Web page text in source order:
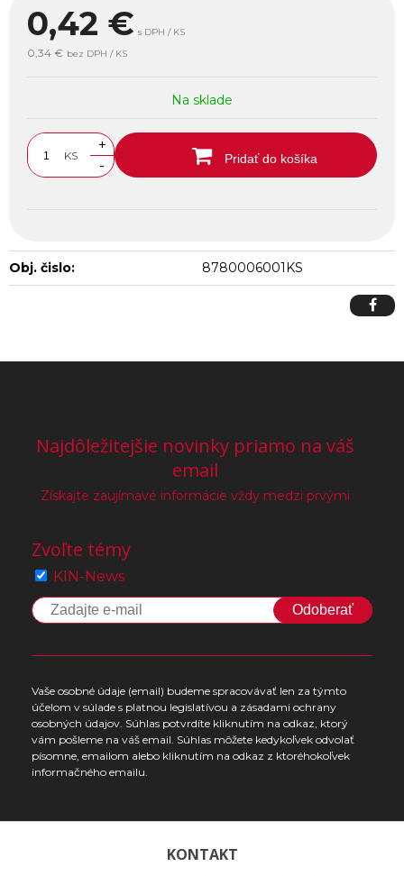
0,42 € s DPH / KS
0,34 € bez DPH / KS
Na sklade
KS
+
-
Pridať do košíka
Obj. čislo: 8780006001KS
Najdôležitejšie novinky priamo na váš
email
Získajte zaujímavé informácie vždy medzi prvými
Zvoľte témy
KIN-News
Odoberať
Vaše osobné údaje (email) budeme spracovávať len za týmto
účelom v súlade s platnou legislatívou a zásadami ochrany
osobných údajov. Súhlas potvrdíte kliknutím na odkaz, ktorý
vám pošleme na váš email. Súhlas môžete kedykoľvek odvolať
písomne, emailom alebo kliknutím na odkaz z ktoréhokoľvek
informačného emailu.
KONTAKT